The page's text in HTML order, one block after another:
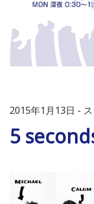
2015年1月13日
5